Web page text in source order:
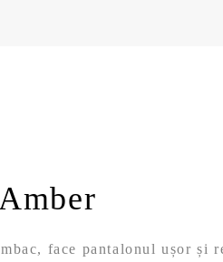
face pantalonul ușor și